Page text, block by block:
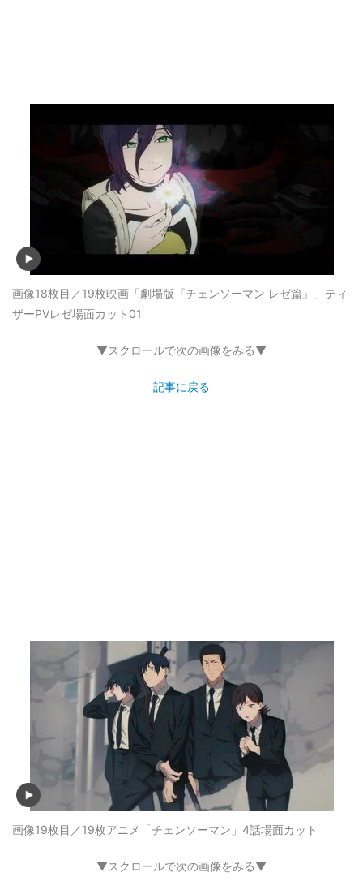
画像18枚目／19枚映画「劇場版『チェンソーマン レゼ篇』」ティ
ザーPVレゼ場面カット01
▼スクロールで次の画像をみる▼
記事に戻る
画像19枚目／19枚アニメ「チェンソーマン」4話場面カット
▼スクロールで次の画像をみる▼